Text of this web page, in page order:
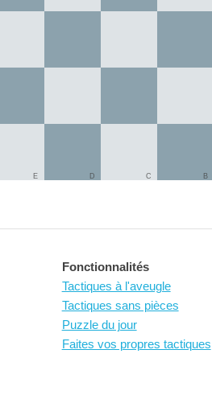
B
C
D
E
Fonctionnalités
Tactiques à l'aveugle
Tactiques sans pièces
Puzzle du jour
Faites vos propres tactiques